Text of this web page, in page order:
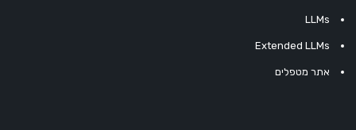
LLMs
Extended LLMs
אתר מטפלים